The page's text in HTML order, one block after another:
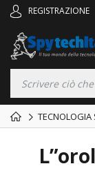
REGISTRAZIONE
TECNOLOGIA